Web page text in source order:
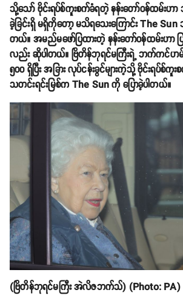
သို့သော် ဗိုင်းရပ်စ်ကူးစက်ခံရတဲ့ နန်းတော်ဝန်ထမ်းဟာ
ခဲ့ခြင်းရှိ မရှိကိုတော့ မသိရသေးကြောင်း The Sun
တယ်။ အမည်မဖော်ပြထားတဲ့ နန်းတော်ဝန်ထမ်းဟ
လည်း ဆိုပါတယ်။ ဗြိတိန်ဘုရင်မကြီးရဲ့ ဘက်ကင်ဟမ်
၅၀၀ ရှိပြီး အခြား လုပ်ငန်းခွင်များကဲ့သို့ ဗိုင်းရပ်စ်ကူ
သတင်းရင်းမြစ်က The Sun ကို ပြောခဲ့ပါတယ်။
(ဗြိတိန်ဘုရင်မကြီး အဲလိဇဘက်သ်) (Photo: PA)